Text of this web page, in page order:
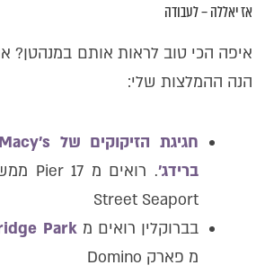
אז יאללה – לעבודה
איפה הכי טוב לראות אותם במנהטן?
הנה ההמלצות שלי:
ברידג׳
Street Seaport
בברוקלין רואים מPark
מ פארק Domino